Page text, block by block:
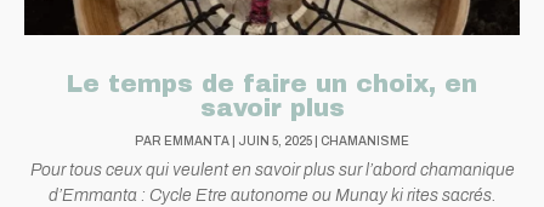
Le temps de faire un choix, en
savoir plus
PAR EMMANTA JUIN 5, 2025 CHAMANISME
Pour tous ceux qui veulent en savoir plus sur l’abord chamanique
d’Emmanta : Cycle Etre autonome ou Munay ki rites sacrés.